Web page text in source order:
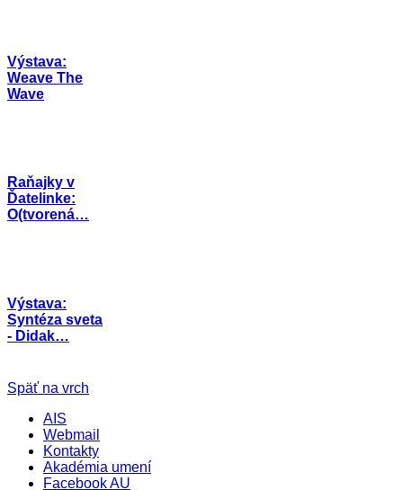
Výstava:
Weave The
Wave
Raňajky v
Ďatelinke:
O(tvorená…
Výstava:
Syntéza sveta
- Didak…
Späť na vrch
AIS
Webmail
Kontakty
Akadémia umení
Facebook AU